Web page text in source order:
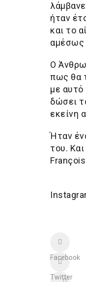
ήταν
και το
αμέσως
Ο
πως θα
με αυτό
δώσει
εκείνη
Ήταν
του.
Facebook
Twitter